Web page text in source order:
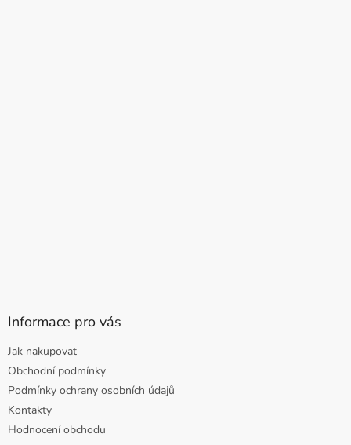
Informace pro vás
Jak nakupovat
Obchodní podmínky
Podmínky ochrany osobních údajů
Kontakty
Hodnocení obchodu